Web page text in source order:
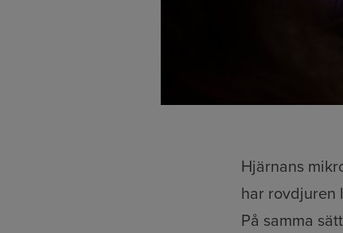
Hjärnans
har rovdjuren
På samma